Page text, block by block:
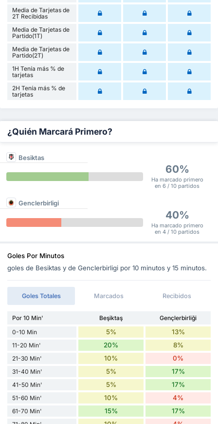
Media de Tarjetas de
2T Recibidas
Media de Tarjetas de
Partido(1T)
Media de Tarjetas de
Partido(2T)
1H Tenía más % de
tarjetas
2H Tenía más % de
tarjetas
¿Quién Marcará Primero?
Besiktas
60%
Ha marcado primero
en 6 / 10 partidos
Genclerbirligi
40%
Ha marcado primero
en 4 / 10 partidos
Goles Por Minutos
goles de Besiktas y de Genclerbirligi por 10 minutos y 15 minutos.
Goles Totales Marcados Recibidos
Por 10 Min' Beşiktaş
Gençlerbirliği
0-10 Min
5% 13%
11-20 Min' 20% 8%
21-30 Min' 10% 0%
31-40 Min' 5% 17%
41-50 Min' 5% 17%
51-60 Min' 10% 4%
61-70 Min' 15% 17%